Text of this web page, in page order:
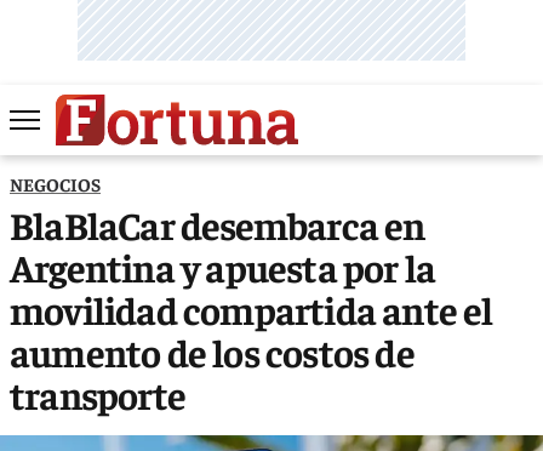
NEGOCIOS
BlaBlaCar desembarca en
Argentina y apuesta por la
movilidad compartida ante el
aumento de los costos de
transporte